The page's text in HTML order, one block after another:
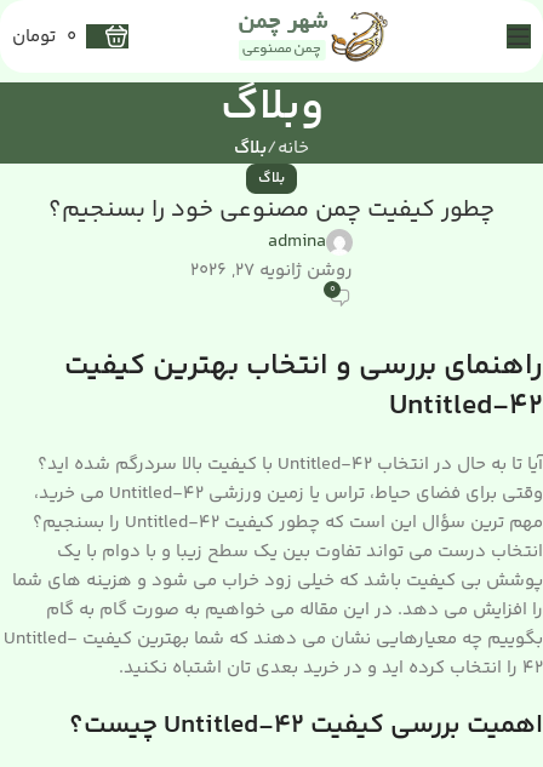
0 تومان
وبلاگ
خانه بلاگ
بلاگ
چطور کیفیت چمن مصنوعی خود را بسنجیم؟
admina
روشن ژانویه 27, 2026
0
راهنمای بررسی و انتخاب بهترین کیفیت
Untitled-42
آیا تا به حال در انتخاب Untitled-42 با کیفیت بالا سردرگم شده اید؟
وقتی برای فضای حیاط، تراس یا زمین ورزشی Untitled-42 می خرید،
مهم ترین سؤال این است که چطور کیفیت Untitled-42 را بسنجیم؟
انتخاب درست می تواند تفاوت بین یک سطح زیبا و با دوام با یک
پوشش بی کیفیت باشد که خیلی زود خراب می شود و هزینه های شما
را افزایش می دهد. در این مقاله می خواهیم به صورت گام به گام
بگوییم چه معیارهایی نشان می دهند که شما بهترین کیفیت Untitled-
42 را انتخاب کرده اید و در خرید بعدی تان اشتباه نکنید.
اهمیت بررسی کیفیت Untitled-42 چیست؟